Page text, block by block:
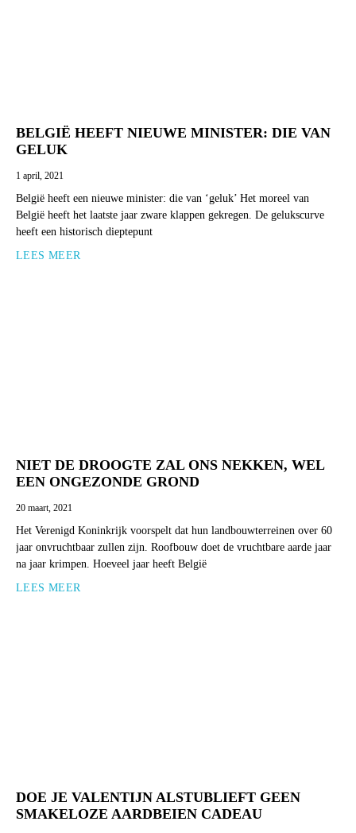
BELGIË HEEFT NIEUWE MINISTER: DIE VAN
GELUK
1 april, 2021
België heeft een nieuwe minister: die van ‘geluk’ Het moreel van
België heeft het laatste jaar zware klappen gekregen. De gelukscurve
heeft een historisch dieptepunt
LEES MEER
NIET DE DROOGTE ZAL ONS NEKKEN, WEL
EEN ONGEZONDE GROND
20 maart, 2021
Het Verenigd Koninkrijk voorspelt dat hun landbouwterreinen over 60
jaar onvruchtbaar zullen zijn. Roofbouw doet de vruchtbare aarde jaar
na jaar krimpen. Hoeveel jaar heeft België
LEES MEER
DOE JE VALENTIJN ALSTUBLIEFT GEEN
SMAKELOZE AARDBEIEN CADEAU